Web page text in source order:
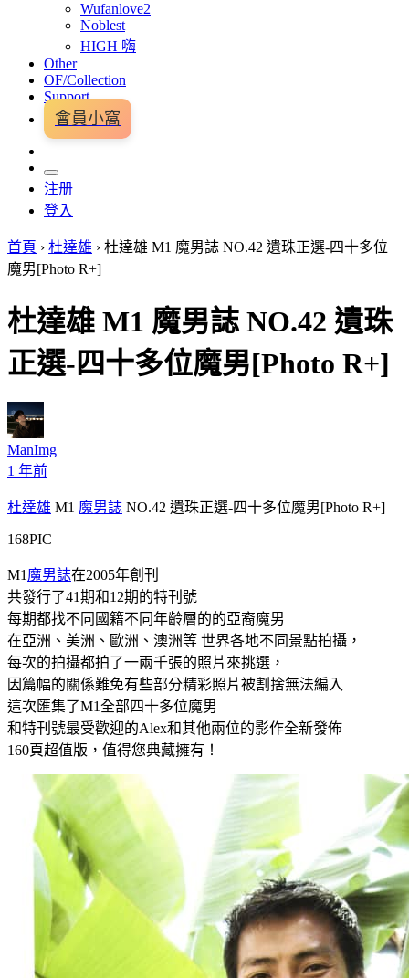
Wufanlove2
Noblest
HIGH 嗨
Other
OF/Collection
Support
會員小窩
注册
登入
首頁 › 杜達雄 › 杜達雄 M1 魔男誌 NO.42 遺珠正選-四十多位
魔男[Photo R+]
杜達雄 M1 魔男誌 NO.42 遺珠
正選-四十多位魔男[Photo R+]
ManImg
1 年前
杜達雄 M1 魔男誌 NO.42 遺珠正選-四十多位魔男[Photo R+]
168PIC
M1 魔男誌在2005年創刊
共發行了41期和12期的特刊號
每期都找不同國籍不同年齡層的的亞裔魔男
在亞洲、美洲、歐洲、澳洲等 世界各地不同景點拍攝，
每次的拍攝都拍了一兩千張的照片來挑選，
因篇幅的關係難免有些部分精彩照片被割捨無法編入
這次匯集了M1全部四十多位魔男
和特刊號最受歡迎的Alex和其他兩位的影作全新發佈
160頁超值版，值得您典藏擁有！